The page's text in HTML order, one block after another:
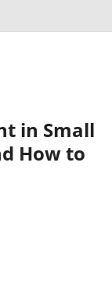
in Small
How to